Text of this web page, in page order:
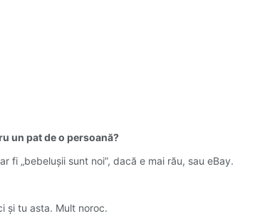
un pat de o persoană?
fi „bebelușii sunt noi”, dacă e mai rău, sau eBay.
și tu asta. Mult noroc.